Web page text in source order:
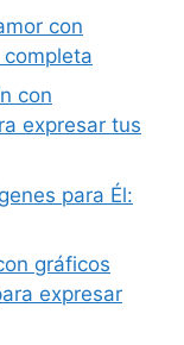
con
con
expresar tus
para Él:
gráficos
expresar